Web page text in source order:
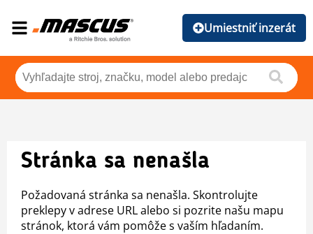
Umiestniť inzerát
Stránka sa nenašla
Požadovaná stránka sa nenašla. Skontrolujte
preklepy v adrese URL alebo si pozrite našu mapu
stránok, ktorá vám pomôže s vaším hľadaním.